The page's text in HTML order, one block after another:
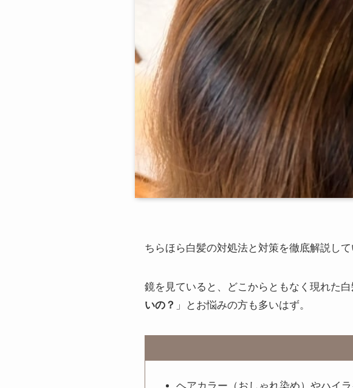
ちらほら白髪の対処法と対策を徹底解説して
鏡を見ていると、どこからともなく現れた
いの？ 」とお悩みの方も多いはず。